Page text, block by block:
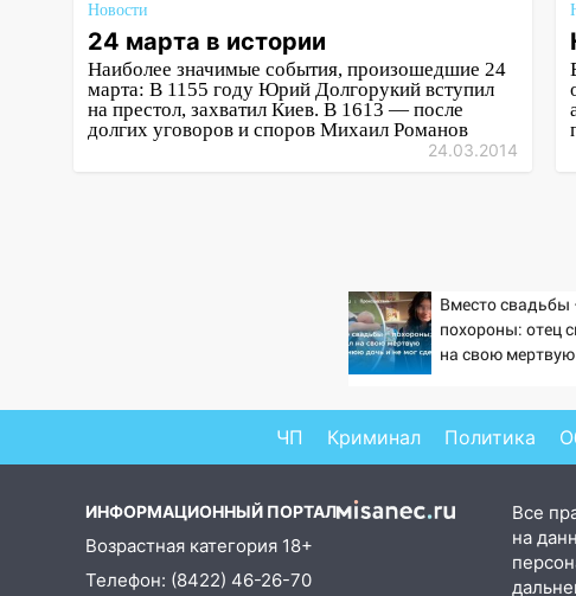
надвигается непогода
07:30 Евро-3 вместо Евро-5:
что означают классы бензина и
можно ли заливать «старое»
топливо в современные
День, когда всё может
измениться: гороскоп на 9
августа — три знака получат
20:10
Во время урагана в
перевернулась лодка
19:55 В Ульяновске упавшее
дерево заблокировало в
Новости
24 марта в истории
Наиболее значимые события, произошедшие 24
марта: В 1155 году Юрий Долгорукий вступил
на престол, захватил Киев. В 1613 — после
долгих уговоров и споров Михаил Романов
24.03.2014
Вместо свадьбы
похороны: отец
на свою
ЧП Криминал Политика
ИНФОРМАЦИОННЫЙ ПОРТАЛ
Возрастная категория 18+
Телефон: (8422) 46-26-70
Все
на